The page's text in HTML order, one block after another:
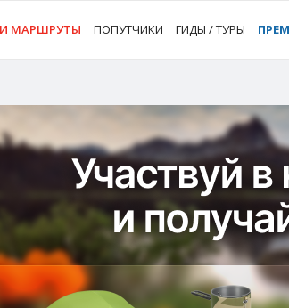
МАРШРУТЫ ПОПУТЧИКИ ГИДЫ / ТУРЫ